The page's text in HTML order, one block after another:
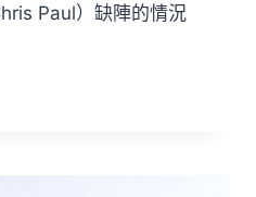
Paul）缺陣的情況